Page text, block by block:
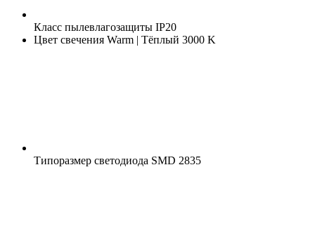
Класс пылевлагозащиты IP20
Цвет свечения Warm | Тёплый 3000 K
Типоразмер светодиода SMD 2835